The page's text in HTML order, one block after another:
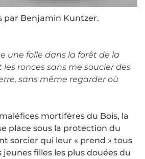
par Benjamin Kuntzer.
une folle dans la forêt de la
ronces sans me soucier des
sans même regarder où
mortifères du Bois, la
place sous la protection du
sorcier qui leur « prend » tous
jeunes filles les plus douées du